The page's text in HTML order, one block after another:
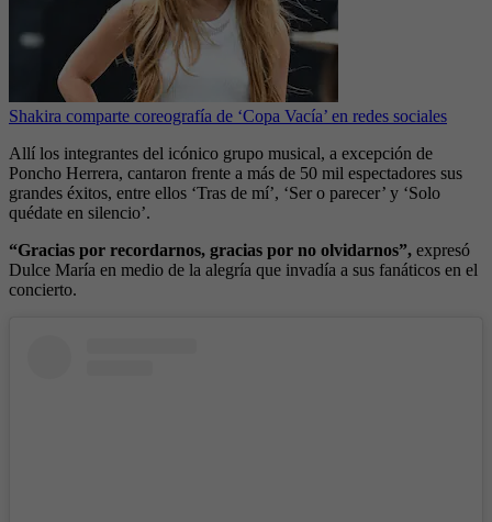
Shakira comparte coreografía de ‘Copa Vacía’ en redes sociales
Allí los integrantes del icónico grupo musical, a excepción de
Poncho Herrera, cantaron frente a más de 50 mil espectadores sus
grandes éxitos, entre ellos ‘Tras de mí’, ‘Ser o parecer’ y ‘Solo
quédate en silencio’.
“Gracias por recordarnos, gracias por no olvidarnos”, expresó
Dulce María en medio de la alegría que invadía a sus fanáticos en el
concierto.